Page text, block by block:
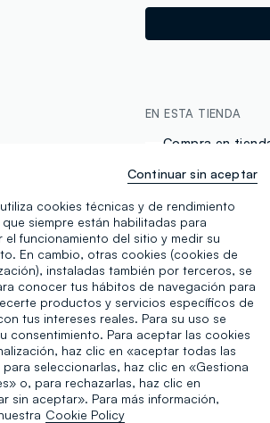
EN ESTA TIENDA
Compra en
cookies técnicas y de rendimiento
que siempre están habilitadas para
el funcionamiento del sitio y medir su
En cambio, otras cookies (cookies de
instaladas también por terceros, se
conocer tus hábitos de navegación para
productos y servicios específicos de
tus intereses reales. Para su uso se
consentimiento. Para aceptar las cookies
haz clic en «aceptar todas las
seleccionarlas, haz clic en «Gestiona
o, para rechazarlas, haz clic en
sin aceptar». Para más información,
Cookie Policy
Continuar sin aceptar